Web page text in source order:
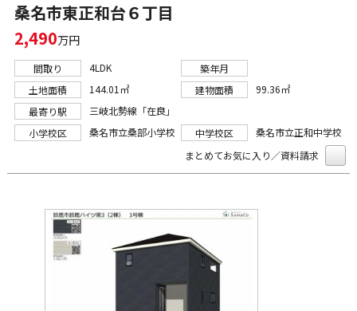
桑名市東正和台６丁目
2,490万円
間取り 4LDK
築年月
土地面積
144.01㎡ 建物面積
99.36㎡
最寄り駅
三岐北勢線「在良」
小学校区
桑名市立桑部小学校 中学校区
桑名市立正和中学校
まとめてお気に入り／資料請求